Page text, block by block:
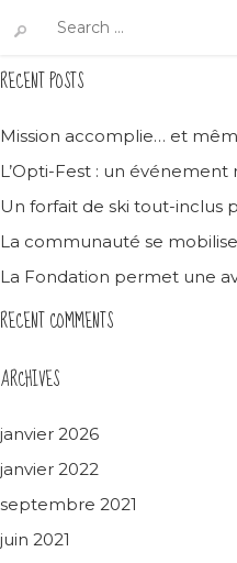
for:
RECENT POSTS
Mission accomplie… et
L’Opti-Fest : un
Un forfait de ski tout-inclus
La communauté se
La Fondation permet une
RECENT COMMENTS
ARCHIVES
janvier 2026
janvier 2022
septembre 2021
juin 2021